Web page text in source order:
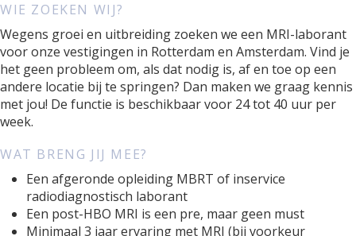
WIE ZOEKEN WIJ?
Wegens groei en uitbreiding zoeken we een MRI-laborant
voor onze vestigingen in Rotterdam en Amsterdam. Vind je
het geen probleem om, als dat nodig is, af en toe op een
andere locatie bij te springen? Dan maken we graag kennis
met jou! De functie is beschikbaar voor 24 tot 40 uur per
week.
WAT BRENG JIJ MEE?
Een afgeronde opleiding MBRT of inservice
radiodiagnostisch laborant
Een post-HBO MRI is een pre, maar geen must
Minimaal 3 jaar ervaring met MRI (bij voorkeur